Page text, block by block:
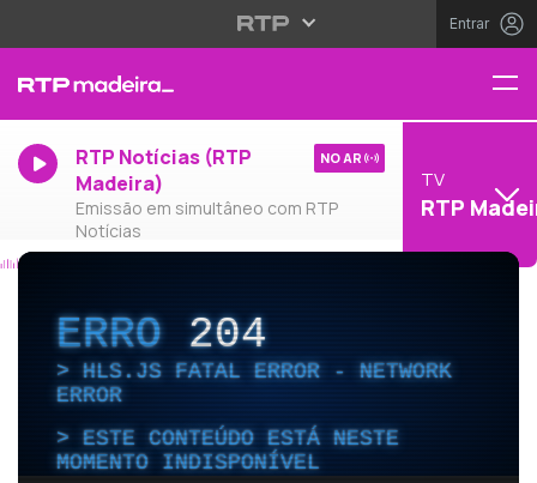
Entrar
RTP Notícias (RTP
Madeira)
Emissão em simultâneo com RTP
Notícias
NO AR
TV
RTP
ERRO204
HLS.JS FATAL ERROR - NETWORK
ERROR
ESTE CONTEÚDO ESTÁ NESTE
MOMENTO INDISPONÍVEL